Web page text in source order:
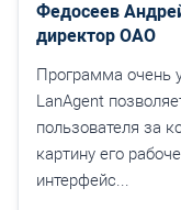
Федосеев
директор ОАО
Программа очень
LanAgent
пользователя за
картину его
интерфейс...